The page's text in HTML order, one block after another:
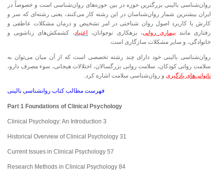
روان‌شناسی بالینی بزرگترین حوزه در بین حوزه‌های روان‌شناسی است و خصوصاً در
ایران بیشترین شمار روان‌شناسان در این رشته کار می‌کنند، یعنی رشته‌ای که سر و
کارش با کاربرد اصول روان شناختی در امر تشخیص و درمان مشکلات عاطفی و
رفتاری مانند بیماری روانی، بزهکاری نوجوانان، اعتیاد، کشمکش‌های زناشویی و
خانوادگی، و سایر مشکلات سازگاری است.
روان‌شناسی بالینی خود دارای چند رشته تخصصی است که از آن میان می‌توان به
سلامت روانی کودکان، سلامت روانی بزرگسالان، اختلالات هیجانی، سوء مصرف دارو،
ناتوانی‌های یادگیری و روان‌شناسی سلامت اشاره کرد.
فهرست مطالب کتاب روانشناسی بالینی
Part 1 Foundations of Clinical Psychology
Clinical Psychology: An Introduction 3
Historical Overview of Clinical Psychology 31
Current Issues in Clinical Psychology 57
Research Methods in Clinical Psychology 84